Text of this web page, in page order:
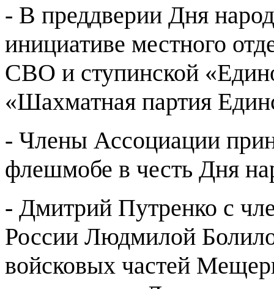
- В преддверии Дня
инициативе местного
СВО и ступинской
«Шахматная партия
- Члены Ассоциации
флешмобе в честь Дня
- Дмитрий Путренко с
России Людмилой
войсковых частей